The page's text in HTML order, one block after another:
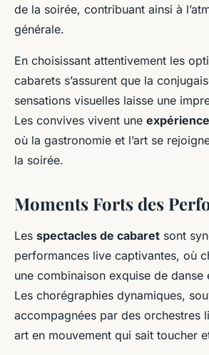
de la soirée, contribuant ainsi à
générale.
En choisissant attentivement les
cabarets s’assurent que la
sensations visuelles laisse une
Les convives vivent une expérience
où la gastronomie et l’art se
la soirée.
Moments Forts des
Les spectacles de cabaret sont
performances live captivantes, où
une combinaison exquise de danse
Les chorégraphies dynamiques,
accompagnées par des orchestres
art en mouvement qui sait toucher